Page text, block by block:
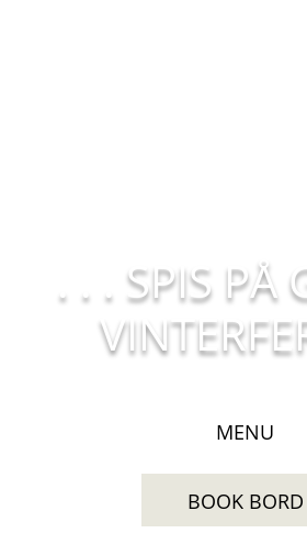
. . . SPIS PÅ
MENU
BOOK BORD